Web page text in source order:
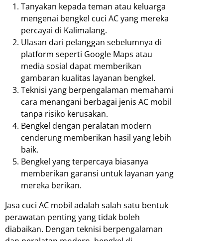
Tanyakan kepada teman atau keluarga
mengenai bengkel cuci AC yang mereka
percayai di Kalimalang.
Ulasan dari pelanggan sebelumnya di
platform seperti Google Maps atau
media sosial dapat memberikan
gambaran kualitas layanan bengkel.
Teknisi yang berpengalaman memahami
cara menangani berbagai jenis AC mobil
tanpa risiko kerusakan.
Bengkel dengan peralatan modern
cenderung memberikan hasil yang lebih
baik.
Bengkel yang terpercaya biasanya
memberikan garansi untuk layanan yang
mereka berikan.
Jasa cuci AC mobil adalah salah satu bentuk
perawatan penting yang tidak boleh
diabaikan. Dengan teknisi berpengalaman